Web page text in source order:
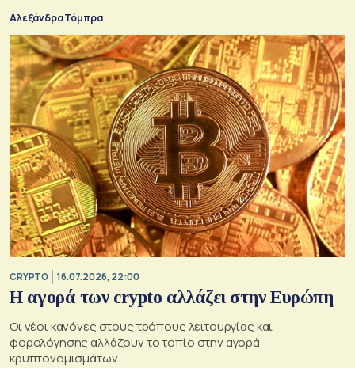
Αλεξάνδρα Τόμπρα
CRYPTO 16.07.2026, 22:00
Η αγορά των crypto αλλάζει στην Ευρώπη
Οι νέοι κανόνες στους τρόπους λειτουργίας και
φορολόγησης αλλάζουν το τοπίο στην αγορά
κρυπτονομισμάτων